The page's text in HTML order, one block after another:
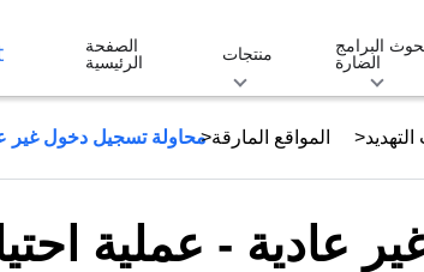
الصفحة
الرئيسية
منتجات
البرامج
الضارة
المواقع المارقة محاولة تسجيل دخول غير
عادية - عملية